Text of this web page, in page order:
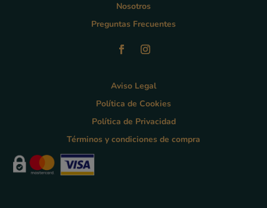
Nosotros
Preguntas Frecuentes
Aviso Legal
Política de Cookies
Política de Privacidad
Términos y condiciones de compra